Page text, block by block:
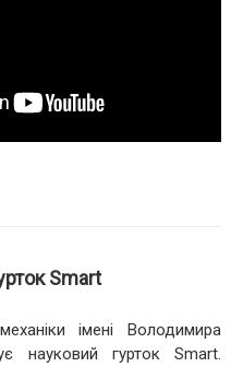
Smart
імені Володимира
науковий гурток Smart.